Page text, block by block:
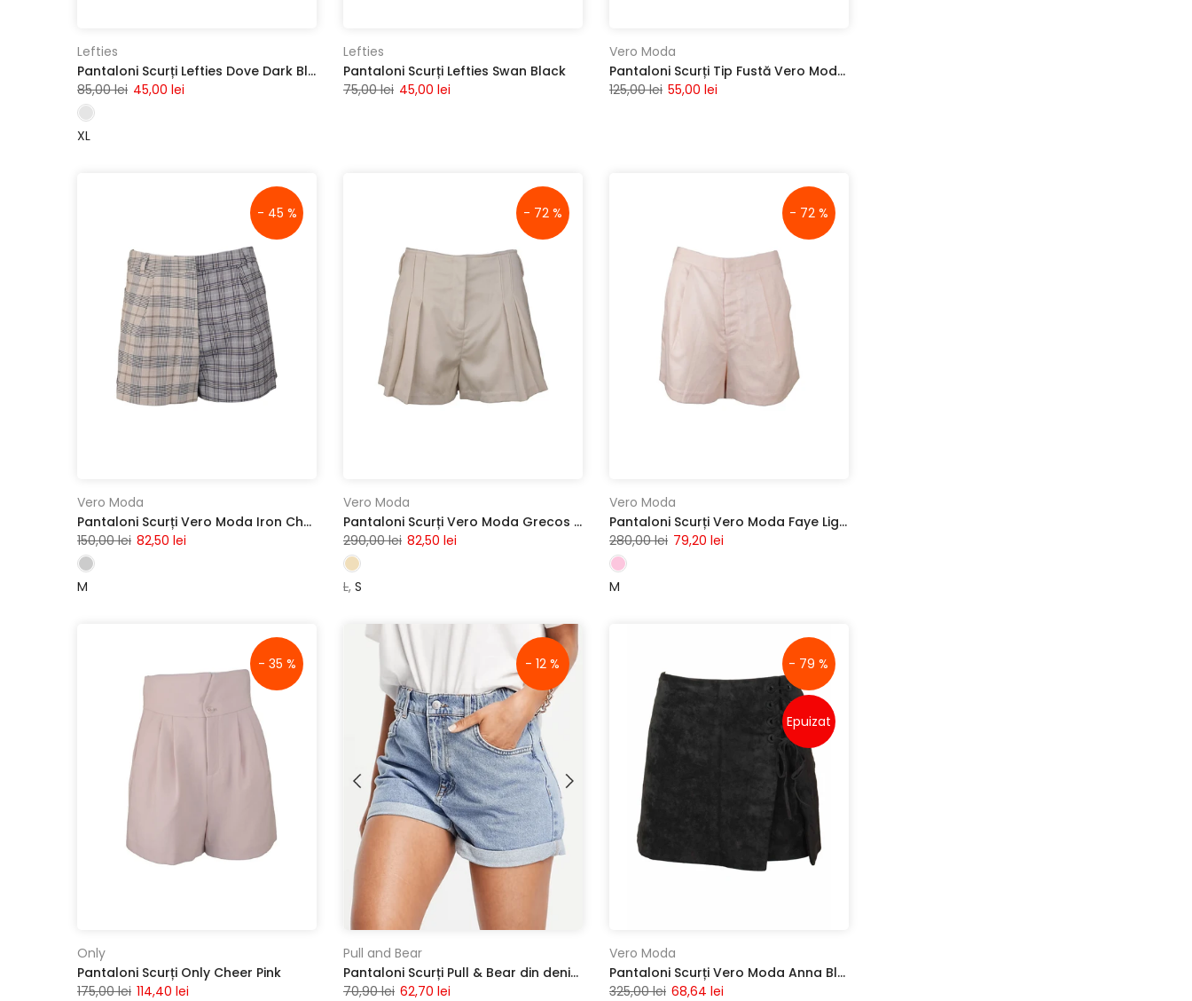
Lefties
Pantaloni Scurți Lefties Dove Dark Blue
85,00 lei 45,00 lei
XL
Lefties
Pantaloni Scurți Lefties Swan Black
75,00 lei 45,00 lei
Vero Moda
Pantaloni Scurți Tip Fustă Vero Moda Haw Blue
125,00 lei 55,00 lei
- 45 %
Vero Moda
Pantaloni Scurți Vero Moda Iron Check
150,00 lei 82,50 lei
M
- 72 %
Vero Moda
Pantaloni Scurți Vero Moda Grecos Beige
290,00 lei 82,50 lei
L S
- 72 %
Vero Moda
Pantaloni Scurți Vero Moda Faye Light Pink
280,00 lei 79,20 lei
M
- 35 %
Only
Pantaloni Scurți Only Cheer Pink
175,00 lei 114,40 lei
- 12 %
Pull and Bear
Pantaloni Scurți Pull & Bear din denim TURN-UP MOM
70,90 lei 62,70 lei
- 79 %
Epuizat
Vero Moda
Pantaloni Scurți Vero Moda Anna Black
325,00 lei 68,64 lei